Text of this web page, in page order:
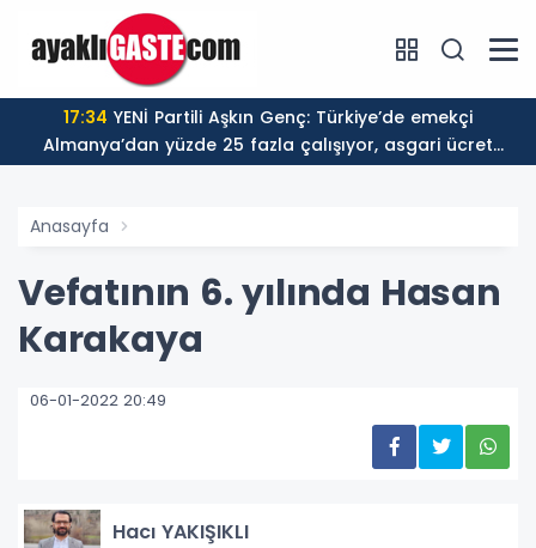
17:34
Almanya’dan yüzde 25 fazla çalışıyor, asgari ücret
ayın 18 gününe yetiyor
Anasayfa
Vefatının 6. yılında Hasan
Karakaya
06-01-2022 20:49
Hacı YAKIŞIKLI